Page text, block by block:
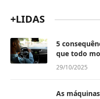
+LIDAS
5
que todo
29/10/2025
As